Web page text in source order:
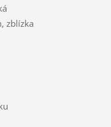
zblízka